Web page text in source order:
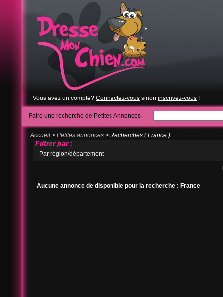
Vous avez un compte? Connectez-vous sinon inscrivez-vous !
Faire une recherche de Petites Annonces
Accueil > Petites annonces > Recherches ( France )
Filtrer par :
Par région/département
Aucune annonce de disponible pour la recherche : France